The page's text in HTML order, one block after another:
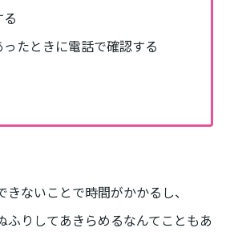
ったときに電話で確認する
ないことで時間がかかるし、
ふりしてあきらめるなんてこともあ